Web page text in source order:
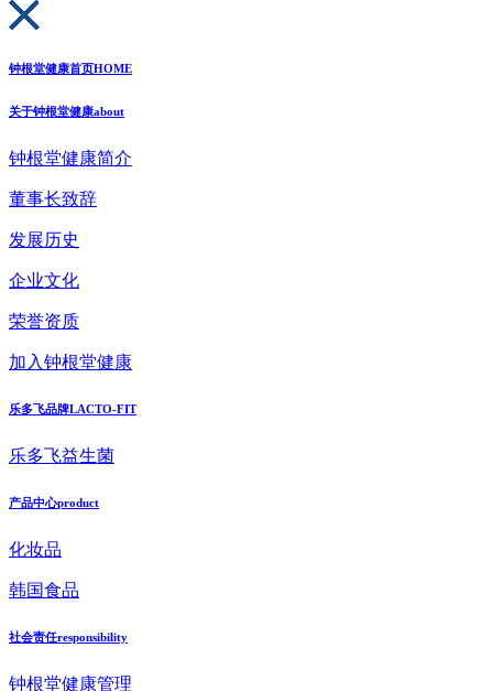
钟根堂健康首页HOME
关于钟根堂健康about
钟根堂健康简介
董事长致辞
发展历史
企业文化
荣誉资质
加入钟根堂健康
乐多飞品牌LACTO-FIT
乐多飞益生菌
产品中心product
化妆品
韩国食品
社会责任responsibility
钟根堂健康管理